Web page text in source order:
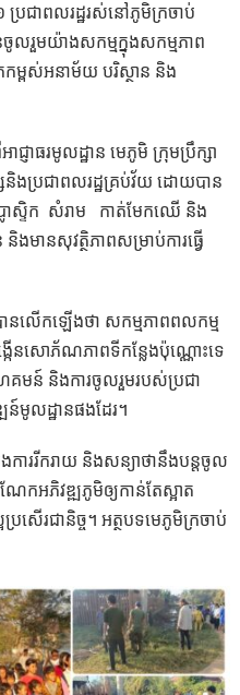
ប្រជាពលរដ្ឋរស់នៅភូមិក្រចាប់
ចូលរួមយ៉ាងសកម្មក្នុងសកម្មភាព
កម្ពស់អនាម័យ បរិស្ថាន និង
ញាធរមូលដ្ឋាន មេភូមិ ក្រុមប្រឹក្សា
ងប្រជាពលរដ្ឋគ្រប់វ័យ ដោយបាន
លាស្ទិក សំរាម កាត់មែកឈើ និង
ងមានសុវត្ថិភាពសម្រាប់ការធ្វើ
នលើកឡើងថា សកម្មភាពពលកម្ម
កើនសោភ័ណភាពទីកន្លែងប៉ុណ្ណោះទេ
គមន៍ និងការចូលរួមរបស់ប្រជា
ឍន៍មូលដ្ឋានផងដែរ។
ការរីករាយ និងសន្យាថានឹងបន្តចូល
ែកអភិវឌ្ឍភូមិឲ្យកាន់តែស្អាត
សើរជានិច្ច។ អត្ថបទមេភូមិក្រចាប់